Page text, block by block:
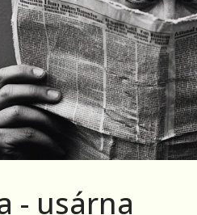
- usárna